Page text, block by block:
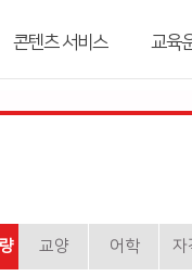
콘텐츠 서비스 교육
교양 어학 자